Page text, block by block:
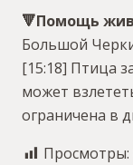
🔻Помощь
Большой
[15:18] Птица
может
ограничена в
Просмотры: